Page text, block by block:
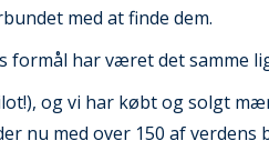
med at finde dem.
formål har været det samme
og vi har købt og solgt
nu med over 150 af